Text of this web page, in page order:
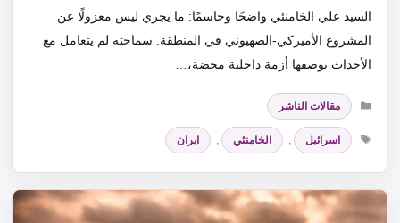
السيد علي الخامنئي واضحًا وحاسمًا: ما يجري ليس معزولًا عن
المشروع الأميركي-الصهيوني في المنطقة. سماحته لم يتعامل مع
الأحداث بوصفها أزمة داخلية محضة،…
التصنيفات
مقالات الناشر
الوسوم
اسرائيل الخامنئي ايران